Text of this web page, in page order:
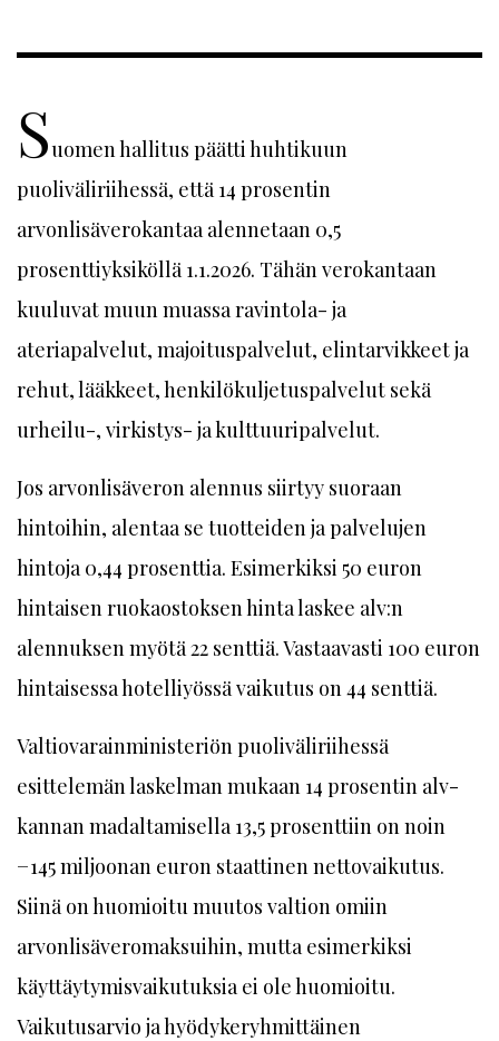
Suomen hallitus päätti huhtikuun
puoliväliriihessä, että 14 prosentin
arvonlisäverokantaa alennetaan 0,5
prosenttiyksiköllä 1.1.2026. Tähän verokantaan
kuuluvat muun muassa ravintola- ja
ateriapalvelut, majoituspalvelut, elintarvikkeet ja
rehut, lääkkeet, henkilökuljetuspalvelut sekä
urheilu-, virkistys- ja kulttuuripalvelut.
Jos arvonlisäveron alennus siirtyy suoraan
hintoihin, alentaa se tuotteiden ja palvelujen
hintoja 0,44 prosenttia. Esimerkiksi 50 euron
hintaisen ruokaostoksen hinta laskee alv:n
alennuksen myötä 22 senttiä. Vastaavasti 100 euron
hintaisessa hotelliyössä vaikutus on 44 senttiä.
Valtiovarainministeriön puoliväliriihessä
esittelemän laskelman mukaan 14 prosentin alv-
kannan madaltamisella 13,5 prosenttiin on noin
−145 miljoonan euron staattinen nettovaikutus.
Siinä on huomioitu muutos valtion omiin
arvonlisäveromaksuihin, mutta esimerkiksi
käyttäytymisvaikutuksia ei ole huomioitu.
Vaikutusarvio ja hyödykeryhmittäinen